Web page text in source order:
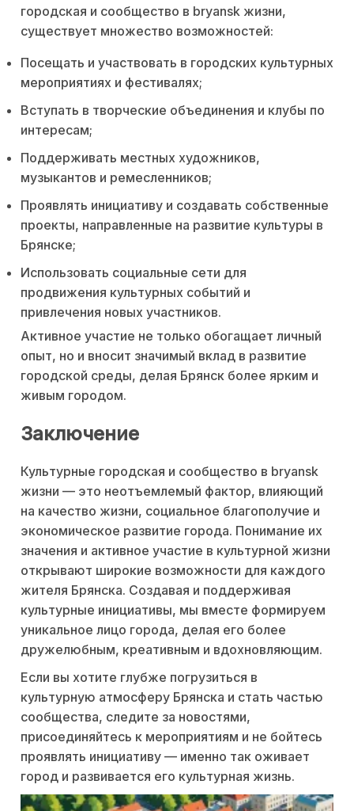
городская и сообщество в bryansk жизни,
существует множество возможностей:
Посещать и участвовать в городских культурных
мероприятиях и фестивалях;
Вступать в творческие объединения и клубы по
интересам;
Поддерживать местных художников,
музыкантов и ремесленников;
Проявлять инициативу и создавать собственные
проекты, направленные на развитие культуры в
Брянске;
Использовать социальные сети для
продвижения культурных событий и
привлечения новых участников.
Активное участие не только обогащает личный
опыт, но и вносит значимый вклад в развитие
городской среды, делая Брянск более ярким и
живым городом.
Заключение
Культурные городская и сообщество в bryansk
жизни — это неотъемлемый фактор, влияющий
на качество жизни, социальное благополучие и
экономическое развитие города. Понимание их
значения и активное участие в культурной жизни
открывают широкие возможности для каждого
жителя Брянска. Создавая и поддерживая
культурные инициативы, мы вместе формируем
уникальное лицо города, делая его более
дружелюбным, креативным и вдохновляющим.
Если вы хотите глубже погрузиться в
культурную атмосферу Брянска и стать частью
сообщества, следите за новостями,
присоединяйтесь к мероприятиям и не бойтесь
проявлять инициативу — именно так оживает
город и развивается его культурная жизнь.